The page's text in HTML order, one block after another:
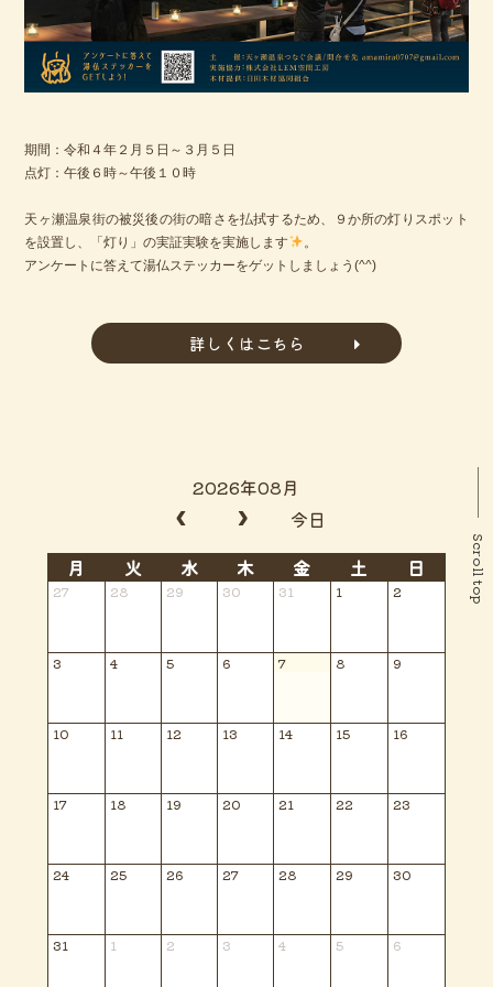
期間：令和４年２月５日～３月５日
点灯：午後６時～午後１０時
天ヶ瀬温泉街の被災後の街の暗さを払拭するため、９か所の灯りスポット
を設置し、「灯り」の実証実験を実施します
。
アンケートに答えて湯仏ステッカーをゲットしましょう(^^)
詳しくはこちら
2026年08月
今日
月
火 水 木 金 土 日
27 28 29 30 31 1 2
3 4 5 6 7 8 9
10 11 12 13 14 15 16
17 18 19 20 21 22 23
24 25 26 27 28 29 30
31 1 2 3 4 5 6
Scroll top